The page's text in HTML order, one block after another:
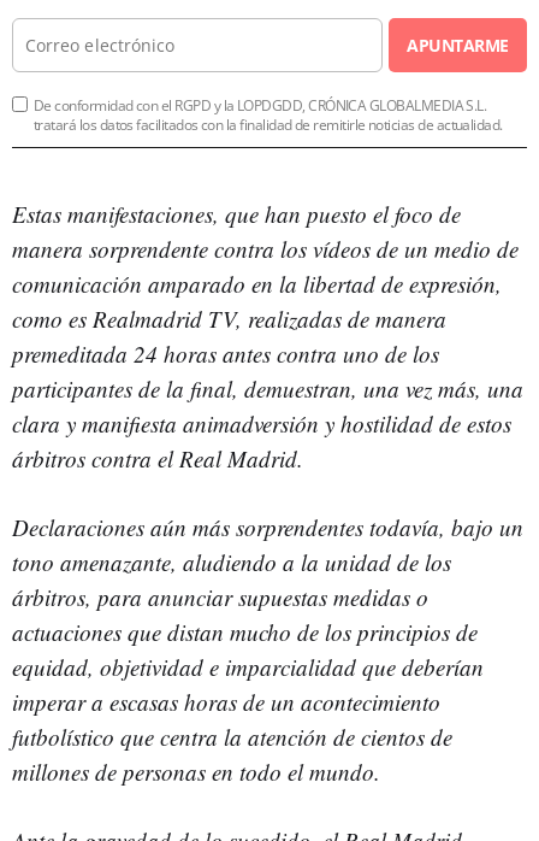
APUNTARME
De conformidad con el RGPD y la LOPDGDD, CRÓNICA GLOBALMEDIA S.L.
tratará los datos facilitados con la finalidad de remitirle noticias de actualidad.
Estas manifestaciones, que han puesto el foco de
manera sorprendente contra los vídeos de un medio de
comunicación amparado en la libertad de expresión,
como es Realmadrid TV, realizadas de manera
premeditada 24 horas antes contra uno de los
participantes de la final, demuestran, una vez más, una
clara y manifiesta animadversión y hostilidad de estos
árbitros contra el Real Madrid.
Declaraciones aún más sorprendentes todavía, bajo un
tono amenazante, aludiendo a la unidad de los
árbitros, para anunciar supuestas medidas o
actuaciones que distan mucho de los principios de
equidad, objetividad e imparcialidad que deberían
imperar a escasas horas de un acontecimiento
futbolístico que centra la atención de cientos de
millones de personas en todo el mundo.